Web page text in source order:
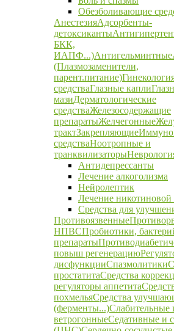
Обезболивающие
АнестезияАдсорбенты-
детоксиканты
БКК,
ИАПФ...)Антигельминтные
(Плазмозаменители,
парент.питание)
средстваГлазные капли
мазиДерматологические
средстваЖелезосодержащие
препаратыЖелчегонные
трактЗакрепляющие
средстваНоотропные и
транквилизаторы
Антидепрессанты
Лечение алкоголизма
Нейролептик
Лечение никотиновой
Средства для
Противоязвенные
НПВСПробиотики,
препараты
повыш регенерацию
дисфункцииСпазмолитики
простатитаСредства
регуляторы аппетита
похмельяСредства
(ферменты...)Слабительные
ветрогонныеСедативные и